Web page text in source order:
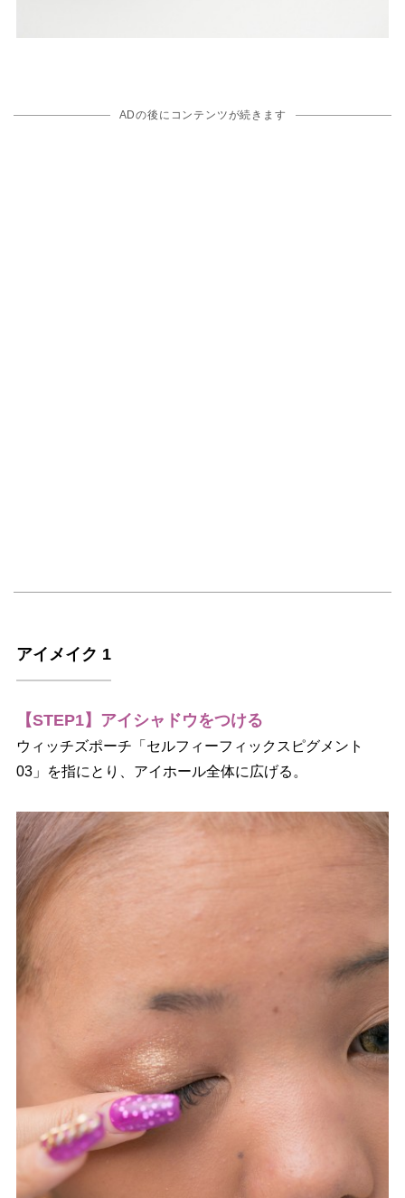
ADの後にコンテンツが続きます
アイメイク 1
【STEP1】アイシャドウをつける
ウィッチズポーチ「セルフィーフィックスピグメント
03」を指にとり、アイホール全体に広げる。